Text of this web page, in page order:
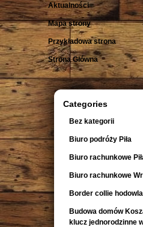
Aktualności
Mapa strony
Przykładowa strona
Strona Główna
Categories
Bez kategorii
Biuro podróży Piła
Biuro rachunkowe
Biuro rachunkowe
Border collie hodowla
Budowa domów
klucz jednorodzinne